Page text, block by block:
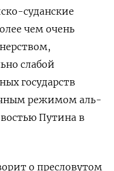
суданские
чем очень
слабой
государств
режимом аль-
Путина в
о пресловутом